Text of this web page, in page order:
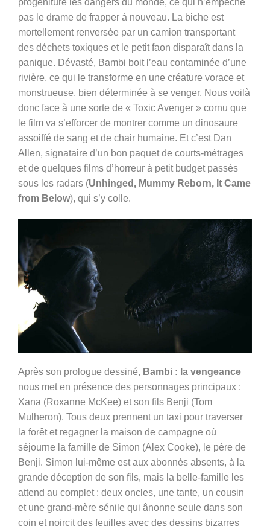
progéniture les dangers du monde, ce qui n’empêche
pas le drame de frapper à nouveau. La biche est
mortellement renversée par un camion transportant
des déchets toxiques et le petit faon disparaît dans la
panique. Dévasté, Bambi boit l’eau contaminée d’une
rivière, ce qui le transforme en une créature vorace et
monstrueuse, bien déterminée à se venger. Nous voilà
donc face à une sorte de « Toxic Avenger » cornu que
le film va s’efforcer de montrer comme un dinosaure
assoiffé de sang et de chair humaine. Et c’est Dan
Allen, signataire d’un bon paquet de courts-métrages
et de quelques films d’horreur à petit budget passés
sous les radars (Unhinged, Mummy Reborn, It Came
from Below), qui s’y colle.
Après son prologue dessiné, Bambi : la vengeance
nous met en présence des personnages principaux :
Xana (Roxanne McKee) et son fils Benji (Tom
Mulheron). Tous deux prennent un taxi pour traverser
la forêt et regagner la maison de campagne où
séjourne la famille de Simon (Alex Cooke), le père de
Benji. Simon lui-même est aux abonnés absents, à la
grande déception de son fils, mais la belle-famille les
attend au complet : deux oncles, une tante, un cousin
et une grand-mère sénile qui ânonne seule dans son
coin et noircit des feuilles avec des dessins bizarres